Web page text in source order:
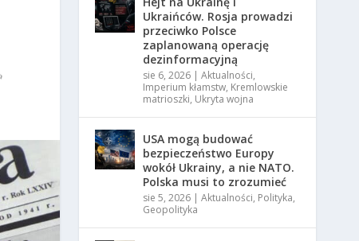
Ukraińców. Rosja prowadzi
przeciwko Polsce
zaplanowaną operację
dezinformacyjną
sie 6, 2026 |Aktualności,
Imperium kłamstw, Kremlowskie
matrioszki, Ukryta wojna
USA mogą budować
bezpieczeństwo Europy
wokół Ukrainy, a nie NATO.
Polska musi to zrozumieć
sie 5, 2026 |Aktualności, Polityka,
Geopolityka